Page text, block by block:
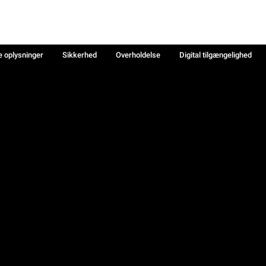
oplysninger Sikkerhed Overholdelse
Digital tilgængelighed